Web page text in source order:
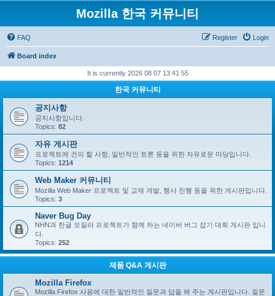
Mozilla 한국 커뮤니티
FAQ Login
Register
Board index
It is currently 2026 08 07 13:41 55
한국 커뮤니티
공지사항
공지사항입니다.
Topics: 82
자유 게시판
프로젝트에 건의 할 사항, 일반적인 토론 등을 위한 자유로운 마당입니다.
Topics: 1214
Web Maker 커뮤니티
Mozilla Web Maker 프로젝트 및 교재 개발, 행사 진행 등을 위한 게시판입니다.
Topics: 3
Naver Bug Day
NHN과 한글 모질라 프로젝트가 함께 하는 네이버 버그 잡기 대회 게시판 입니
다.
Topics: 252
제품 Q&A 게시판
Mozilla Firefox
Mozilla Firefox 사용에 대한 일반적인 질문과 답을 해 주는 게시판입니다. 질문